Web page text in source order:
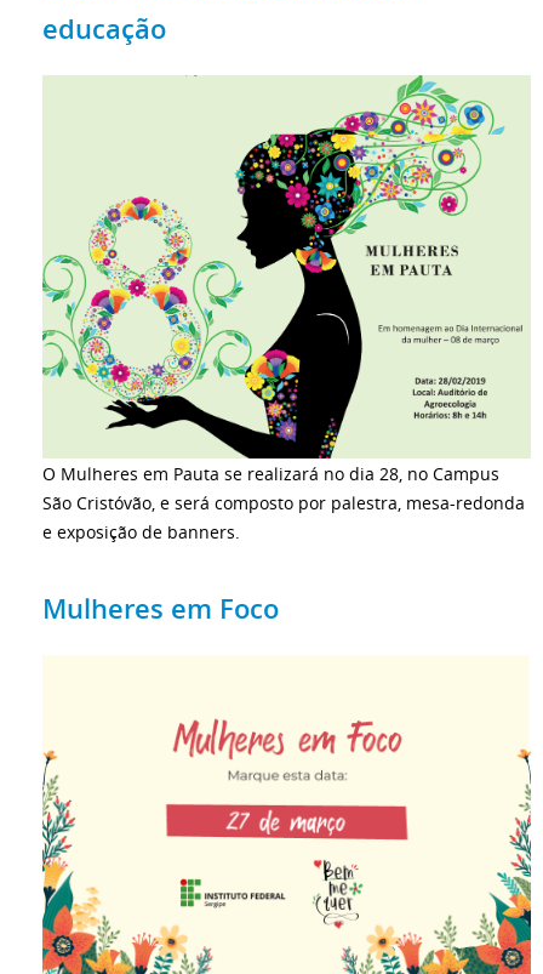
educação
O Mulheres em Pauta se realizará no dia 28, no Campus
São Cristóvão, e será composto por palestra, mesa-redonda
e exposição de banners.
Mulheres em Foco